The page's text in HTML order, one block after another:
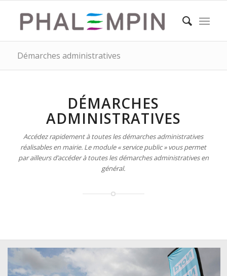
Démarches administratives
DÉMARCHES
ADMINISTRATIVES
Accédez rapidement à toutes les démarches administratives
réalisables en mairie. Le module « service public » vous permet
par ailleurs d’accéder à toutes les démarches administratives en
général.